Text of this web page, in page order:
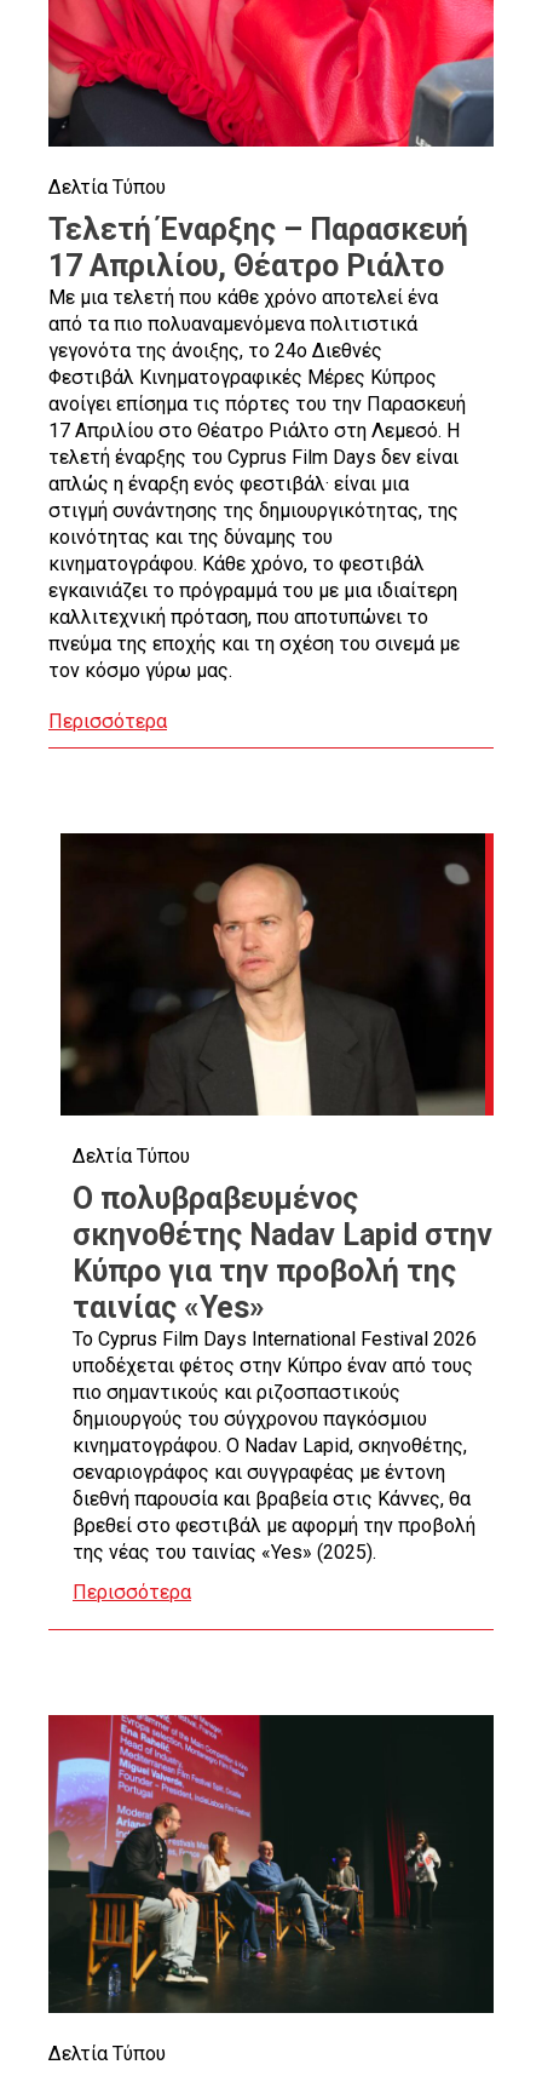
Δελτία Τύπου
Τελετή Έναρξης – Παρασκευή
17 Απριλίου, Θέατρο Ριάλτο
Με μια τελετή που κάθε χρόνο αποτελεί ένα
από τα πιο πολυαναμενόμενα πολιτιστικά
γεγονότα της άνοιξης, το 24ο Διεθνές
Φεστιβάλ Κινηματογραφικές Μέρες Κύπρος
ανοίγει επίσημα τις πόρτες του την Παρασκευή
17 Απριλίου στο Θέατρο Ριάλτο στη Λεμεσό. Η
τελετή έναρξης του Cyprus Film Days δεν είναι
απλώς η έναρξη ενός φεστιβάλ· είναι μια
στιγμή συνάντησης της δημιουργικότητας, της
κοινότητας και της δύναμης του
κινηματογράφου. Κάθε χρόνο, το φεστιβάλ
εγκαινιάζει το πρόγραμμά του με μια ιδιαίτερη
καλλιτεχνική πρόταση, που αποτυπώνει το
πνεύμα της εποχής και τη σχέση του σινεμά με
τον κόσμο γύρω μας.
Περισσότερα
Δελτία Τύπου
Ο πολυβραβευμένος
σκηνοθέτης Nadav Lapid στην
Κύπρο για την προβολή της
ταινίας «Yes»
Το Cyprus Film Days International Festival 2026
υποδέχεται φέτος στην Κύπρο έναν από τους
πιο σημαντικούς και ριζοσπαστικούς
δημιουργούς του σύγχρονου παγκόσμιου
κινηματογράφου. Ο Nadav Lapid, σκηνοθέτης,
σεναριογράφος και συγγραφέας με έντονη
διεθνή παρουσία και βραβεία στις Κάννες, θα
βρεθεί στο φεστιβάλ με αφορμή την προβολή
της νέας του ταινίας «Yes» (2025).
Περισσότερα
Δελτία Τύπου